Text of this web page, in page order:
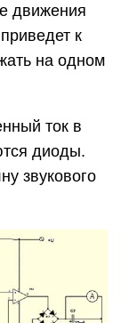
движения
к
на одном
ток в
диоды.
звукового